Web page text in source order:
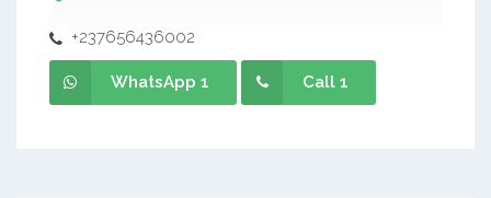
+237656436002
WhatsApp 1 Call 1